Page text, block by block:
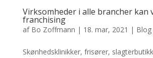
Virksomheder i alle brancher kan
franchising
af Bo Zoffmann | 18. mar, 2021 | Blog
Skønhedsklinikker, frisører,